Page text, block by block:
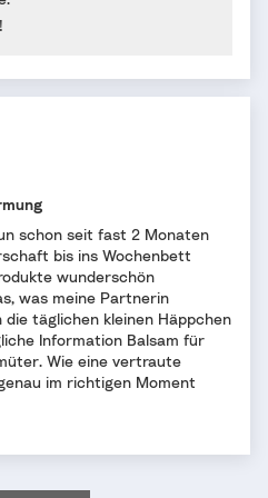
schon seit fast 2 Monaten
bis ins Wochenbett
wunderschön
was meine Partnerin
täglichen kleinen Häppchen
Information Balsam für
Wie eine vertraute
im richtigen Moment